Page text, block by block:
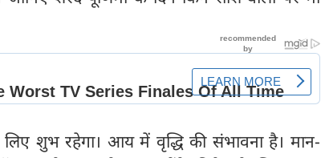
शुभ रहेगा। आय में वृद्धि की संभावना है। मान-